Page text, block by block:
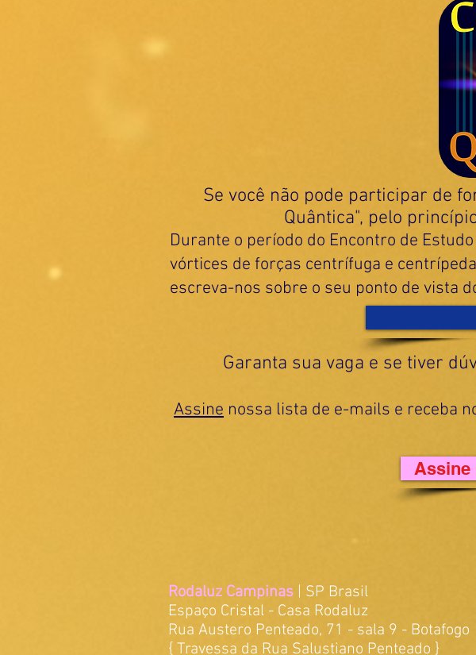
Se você não pode participar de
Quântica", pelo
Durante o período do Encontro de
vórtices de forças centrífuga e
escreva-nos sobre o seu ponto de vista
Garanta sua vaga e se tiver
Assine nossa lista de e-mails e receba
Assine
Rodaluz Campinas | SP Brasil​
Espaço Cristal - Casa Rodaluz
Rua Austero Penteado, 71 - sala 9 - Botafogo
{ Travessa da Rua Salustiano Penteado }